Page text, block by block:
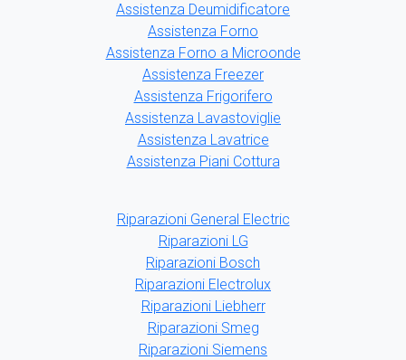
Assistenza Deumidificatore
Assistenza Forno
Assistenza Forno a Microonde
Assistenza Freezer
Assistenza Frigorifero
Assistenza Lavastoviglie
Assistenza Lavatrice
Assistenza Piani Cottura
Riparazioni General Electric
Riparazioni LG
Riparazioni Bosch
Riparazioni Electrolux
Riparazioni Liebherr
Riparazioni Smeg
Riparazioni Siemens